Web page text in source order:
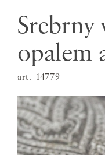
Srebrny
opalem
art. 14779